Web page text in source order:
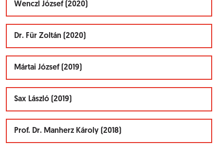
Wenczl József (2020)
Dr. Für Zoltán (2020)
Mártai József (2019)
Sax László (2019)
Prof. Dr. Manherz Károly (2018)